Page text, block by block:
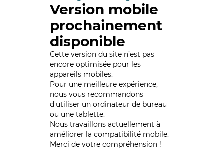
Version mobile
prochainement
disponible
Cette version du site n’est pas
encore optimisée pour les
appareils mobiles.
Pour une meilleure expérience,
nous vous recommandons
d'utiliser un ordinateur de bureau
ou une tablette.
Nous travaillons actuellement à
améliorer la compatibilité mobile.
Merci de votre compréhension !